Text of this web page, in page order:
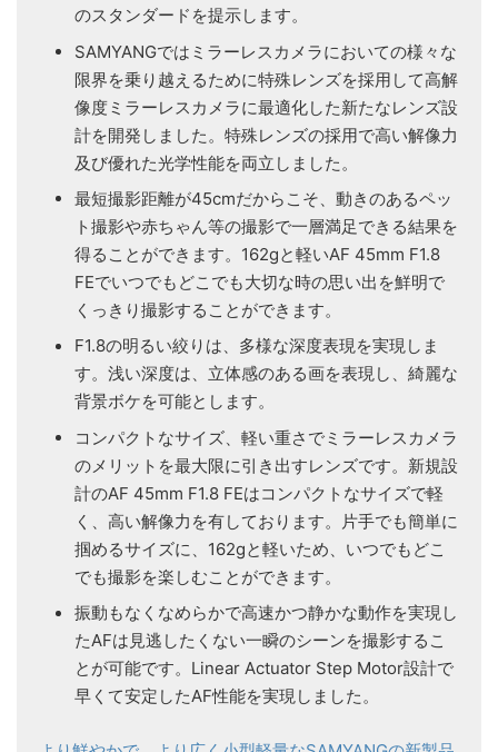
のスタンダードを提示します。
SAMYANGではミラーレスカメラにおいての様々な
限界を乗り越えるために特殊レンズを採用して高解
像度ミラーレスカメラに最適化した新たなレンズ設
計を開発しました。特殊レンズの採用で高い解像力
及び優れた光学性能を両立しました。
最短撮影距離が45cmだからこそ、動きのあるペッ
ト撮影や赤ちゃん等の撮影で一層満足できる結果を
得ることができます。162gと軽いAF 45mm F1.8
FEでいつでもどこでも大切な時の思い出を鮮明で
くっきり撮影することができます。
F1.8の明るい絞りは、多様な深度表現を実現しま
す。浅い深度は、立体感のある画を表現し、綺麗な
背景ボケを可能とします。
コンパクトなサイズ、軽い重さでミラーレスカメラ
のメリットを最大限に引き出すレンズです。新規設
計のAF 45mm F1.8 FEはコンパクトなサイズで軽
く、高い解像力を有しております。片手でも簡単に
掴めるサイズに、162gと軽いため、いつでもどこ
でも撮影を楽しむことができます。
振動もなくなめらかで高速かつ静かな動作を実現し
たAFは見逃したくない一瞬のシーンを撮影するこ
とが可能です。Linear Actuator Step Motor設計で
早くて安定したAF性能を実現しました。